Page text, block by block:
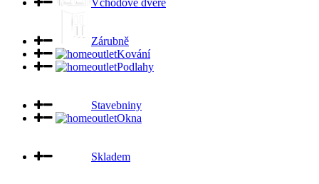
Zárubně
Kování
Podlahy
Stavebniny
Okna
Skladem